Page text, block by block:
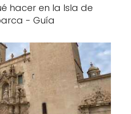
hacer en la Isla de
- Guía